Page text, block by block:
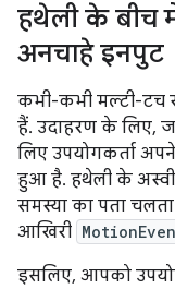
हथेली के बीच
अनचाहे इनपुट
कभी-कभी मल्टी-टच
हैं. उदाहरण के लिए,
लिए उपयोगकर्ता
हुआ है. हथेली के
समस्या का पता
आखिरी
इसलिए, आपको